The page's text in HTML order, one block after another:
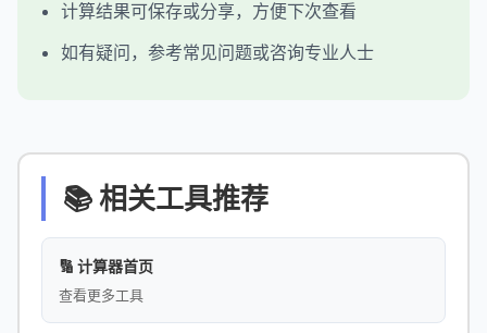
计算结果可保存或分享，方便下次查看
如有疑问，参考常见问题或咨询专业人士
📚 相关工具推荐
🔢 计算器首页
查看更多工具